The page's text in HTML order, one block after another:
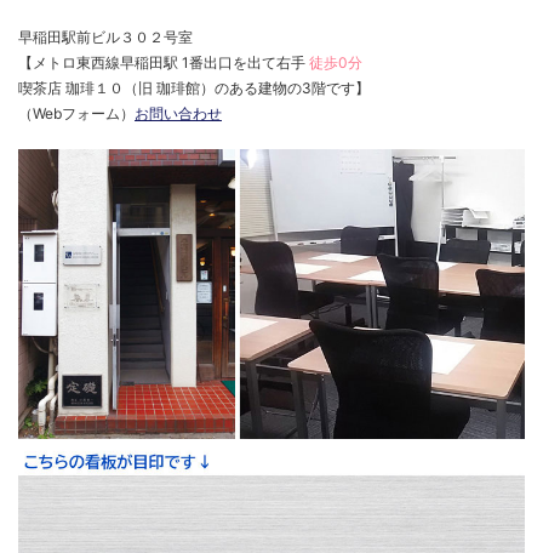
早稲田駅前ビル３０２号室
【メトロ東西線早稲田駅 1番出口を出て右手 徒歩0分
喫茶店 珈琲１０（旧 珈琲館）のある建物の3階です】
（Webフォーム） お問い合わせ